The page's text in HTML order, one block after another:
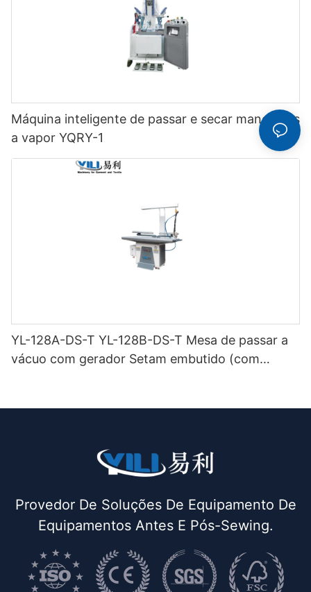
Máquina inteligente de passar e secar manequins
a vapor YQRY-1
YL-128A-DS-T YL-128B-DS-T Mesa de passar a
vácuo com gerador Setam embutido (com
Provedor De Soluções De Equipamento De
Equipamentos Antes E Pós-Sewing.